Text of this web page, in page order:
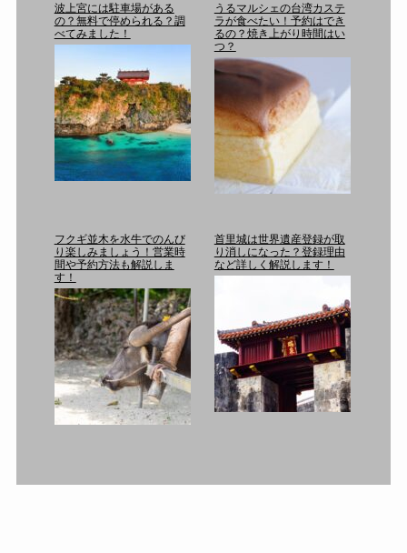
波上宮には駐車場がある
の？無料で停められる？調
べてみました！
うるマルシェの台湾カステ
ラが食べたい！予約はでき
るの？焼き上がり時間はい
つ？
フクギ並木を水牛でのんび
り楽しみましょう！営業時
間や予約方法も解説しま
す！
首里城は世界遺産登録が取
り消しになった？登録理由
など詳しく解説します！